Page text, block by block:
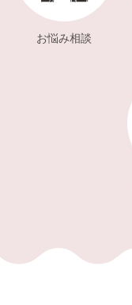
お悩み相談